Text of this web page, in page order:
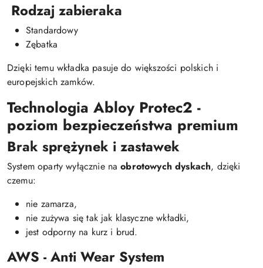
Rodzaj zabieraka
Standardowy
Zębatka
Dzięki temu wkładka pasuje do większości polskich i
europejskich zamków.
Technologia Abloy Protec2 -
poziom bezpieczeństwa premium
Brak sprężynek i zastawek
System oparty wyłącznie naobrotowych dyskach, dzięki
czemu:
nie zamarza,
nie zużywa się tak jak klasyczne wkładki,
jest odporny na kurz i brud.
AWS - Anti Wear System